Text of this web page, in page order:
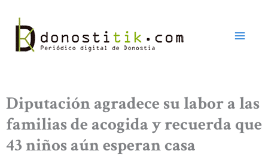
contenido
Diputación agradece su labor a las
familias de acogida y recuerda que
43 niños aún esperan casa